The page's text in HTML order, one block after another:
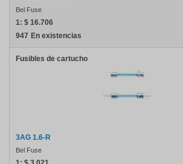
Bel Fuse
1: $ 16.706
947 En existencias
Fusibles de cartucho
3AG 1.6-R
Bel Fuse